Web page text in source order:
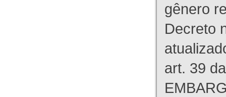
gênero
Decreto
art. 39